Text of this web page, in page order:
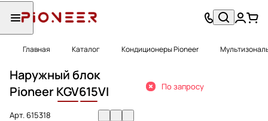
Главная Каталог Кондиционеры Pioneer
Наружный блок
PioneerKGV615VI
Арт.615318
По запросу